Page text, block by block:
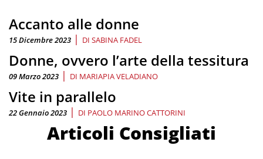
Accanto alle donne
15 Dicembre 2023 | DI SABINA FADEL
Donne, ovvero l’arte della tessitura
09 Marzo 2023 | DI MARIAPIA VELADIANO
Vite in parallelo
22 Gennaio 2023 | DI PAOLO MARINO CATTORINI
Articoli Consigliati